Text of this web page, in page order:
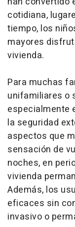
cotidiana,
tiempo, los
mayores
vivienda.
Para muchas
unifamiliares o
especialmente
la seguridad
aspectos que
sensación de
noches, en
vivienda
Además, los
eficaces sin
invasivo o